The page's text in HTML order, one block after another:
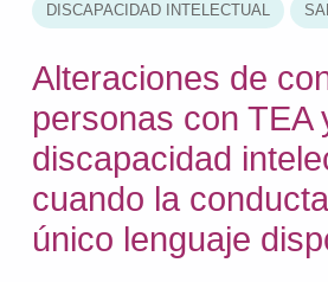
DISCAPACIDAD INTELECTUAL
Alteraciones de
personas con TEA
discapacidad
cuando la
único lenguaje